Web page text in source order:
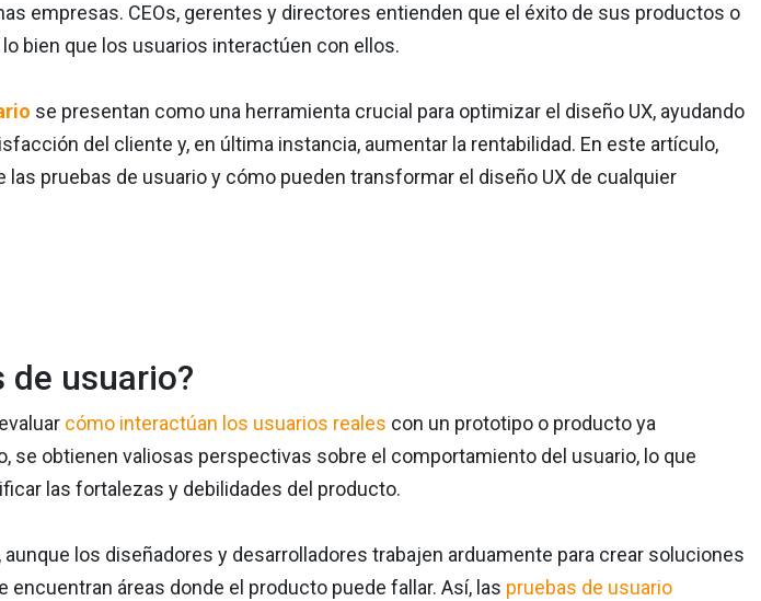
empresas. CEOs, gerentes y directores entienden que el éxito de sus productos o
bien que los usuarios interactúen con ellos.
se presentan como una herramienta crucial para optimizar el diseño UX, ayudando
del cliente y, en última instancia, aumentar la rentabilidad. En este artículo,
pruebas de usuario y cómo pueden transformar el diseño UX de cualquier
de usuario?
cómo interactúan los usuarios reales con un prototipo o producto ya
se obtienen valiosas perspectivas sobre el comportamiento del usuario, lo que
las fortalezas y debilidades del producto.
los diseñadores y desarrolladores trabajen arduamente para crear soluciones
áreas donde el producto puede fallar. Así, las pruebas de usuario